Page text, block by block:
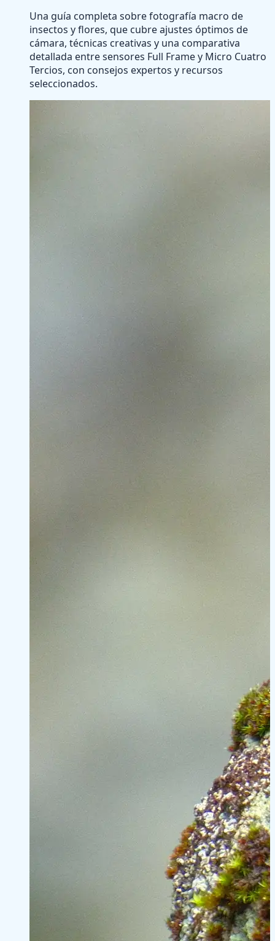
Una guía completa sobre fotografía macro de
insectos y flores, que cubre ajustes óptimos de
cámara, técnicas creativas y una comparativa
detallada entre sensores Full Frame y Micro Cuatro
Tercios, con consejos expertos y recursos
seleccionados.